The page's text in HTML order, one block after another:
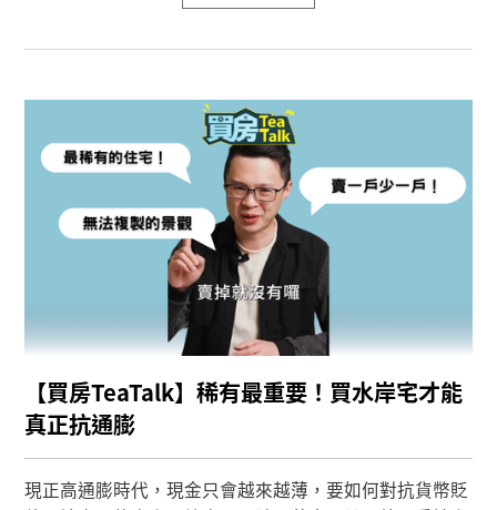
【買房TeaTalk】稀有最重要！買水岸宅才能
真正抗通膨
現正高通膨時代，現金只會越來越薄，要如何對抗貨幣貶